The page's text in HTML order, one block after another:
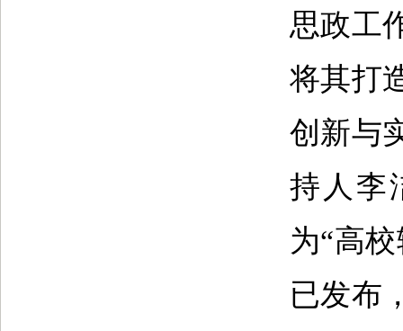
思政工
将其打
创新与
持人李
为“高
已发布